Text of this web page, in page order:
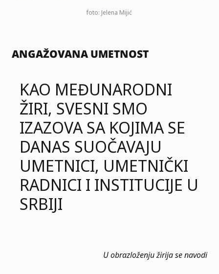
foto: Jelena Mijić
ANGAŽOVANA UMETNOST
KAO MEĐUNARODNI
ŽIRI, SVESNI SMO
IZAZOVA SA KOJIMA SE
DANAS SUOČAVAJU
UMETNICI, UMETNIČKI
RADNICI I INSTITUCIJE U
SRBIJI
U obrazloženju žirija se navodi